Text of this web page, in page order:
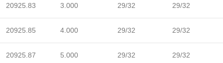
20925.83 3.000 29/32 29/32
20925.85 4.000 29/32 29/32
20925.87 5.000 29/32 29/32